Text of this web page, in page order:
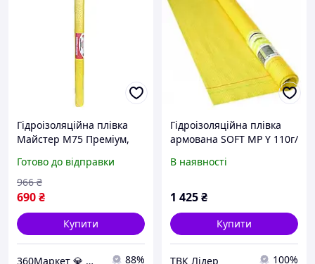
Гідроізоляційна плівка
Майстер M75 Преміум,
вологи.
Готово до відправки
690₴
966 ₴
Купити
360Маркет 💎 — усе, що потрібно під рукою ✅ 88%
Гідроізоляційна плівка
армована SOFT MP Y 110г/
(75м.кв./рул))
В наявності
1 425₴
Купити
ТВК Лідер 100%